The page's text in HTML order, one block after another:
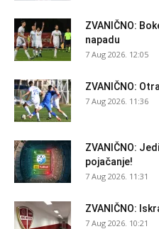
ZVANIČNO:
napadu
7 Aug 2026. 12:05
ZVANIČNO:
7 Aug 2026. 11:36
ZVANIČNO:
pojačanje!
7 Aug 2026. 11:31
ZVANIČNO:
7 Aug 2026. 10:21